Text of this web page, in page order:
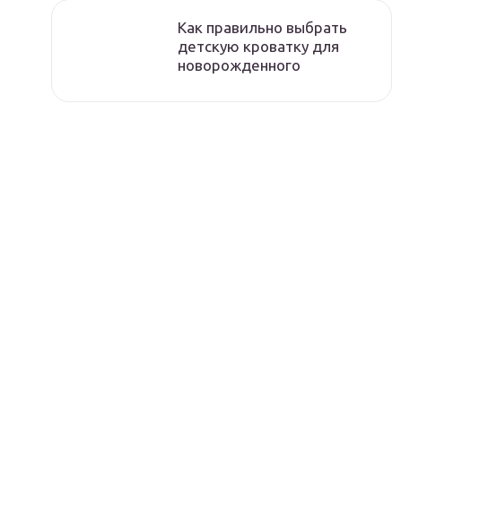
Как правильно выбрать
детскую кроватку для
новорожденного